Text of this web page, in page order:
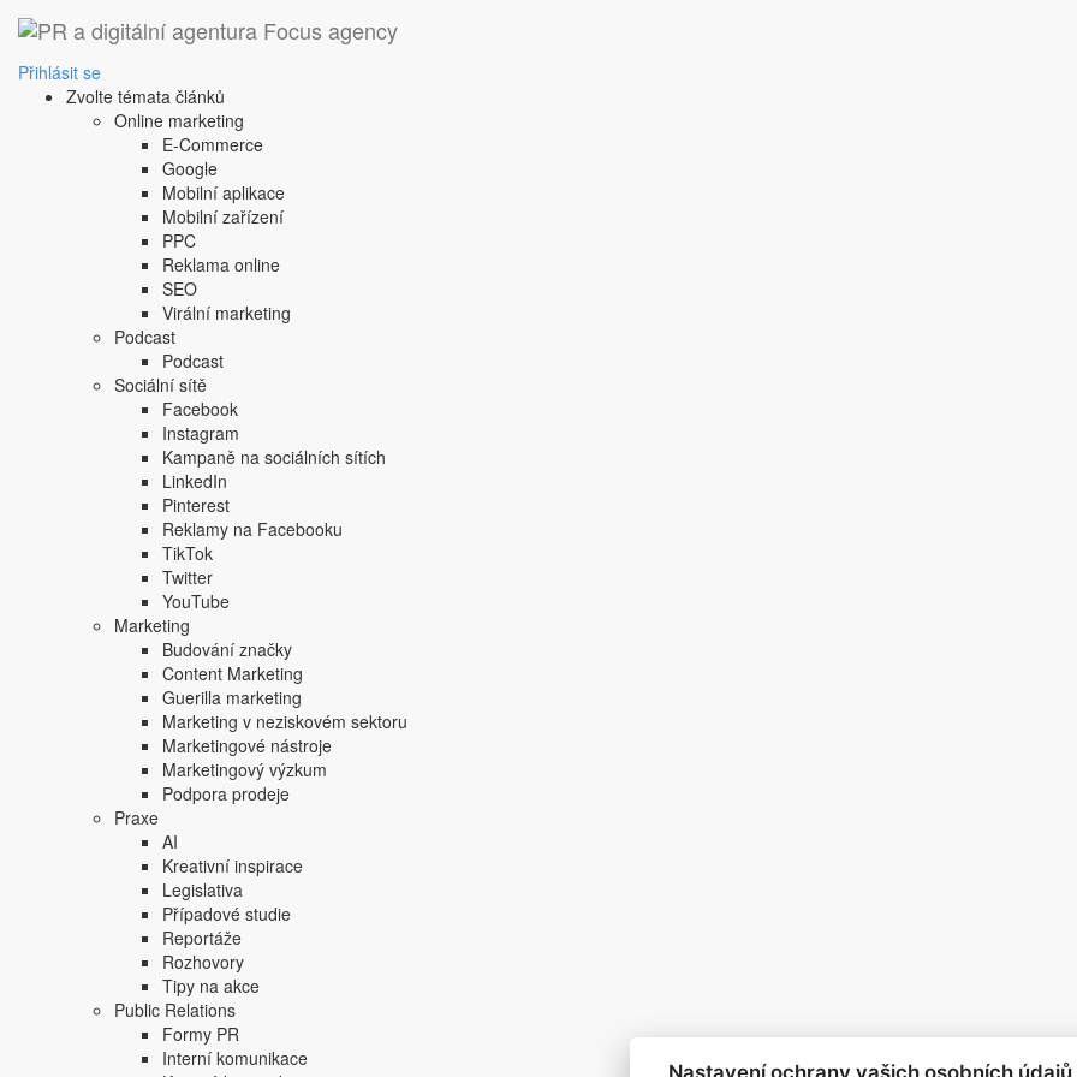
Přihlásit se
Zvolte témata článků
Online marketing
E-Commerce
Google
Mobilní aplikace
Mobilní zařízení
PPC
Reklama online
SEO
Virální marketing
Podcast
Podcast
Sociální sítě
Facebook
Instagram
Kampaně na sociálních sítích
LinkedIn
Pinterest
Reklamy na Facebooku
TikTok
Twitter
YouTube
Marketing
Budování značky
Content Marketing
Guerilla marketing
Marketing v neziskovém sektoru
Marketingové nástroje
Marketingový výzkum
Podpora prodeje
Praxe
AI
Kreativní inspirace
Legislativa
Případové studie
Reportáže
Rozhovory
Tipy na akce
Public Relations
Formy PR
Interní komunikace
18. 4. 2011 |BrP
Služba Google Video, kterou největší vyhledávač spustil v roce 2005 měla být přímou konkurencí serveru YouTube.
Služba Google Video, kterou největší vyhledávač spustil v roce 2005 měla být přímou konkurencí serveru YouTube. Ten však
na sdílení videa tak pozbyla smyslu. Google sdílené přes Google Video postupně ořezává, v roce 2009 byla zrušena možnost
dubna však bude konec i přehrávání videí. Pro ty kdo chtějí zachovat publikovaná vide je jedinou alternativou ruční stažení,
migrace na YouTube bohužel k dispozici není.
Zdroj: Tyinternety
Štítky dokumentu: Google
Sdílejte tento článek:
Podobné články:
Čeští youtubeři, influenceři i podcasteři mají nově vlastní asociaci. ATOM chce
hájit zájmy tvůrců a kultivovat online prostor
WebTop100 2025 zná své vítěze
Top články
Měli jsme s vámi mluvit dříve, tvrdí KFC. Jde o ukázku kvalitní krizové komunikace s obrovským zpožděním
David Spáčil k AI bitce Pitta s Cruisem: genAI video nástroj Seedance 2.0 znamená změnu paradigmatu
Přestaňte nadávat na ChatGPT-5. Naučte se lépe promptovat
Google Nano Banana nabízí dosud největší potenciál pro marketing mezi genAI modely pro tvorbu obrázků
Studie: Využívání generativní AI mezi spotřebiteli při online nakupování prudce roste
Nastavení ochrany vašich osobních údajů